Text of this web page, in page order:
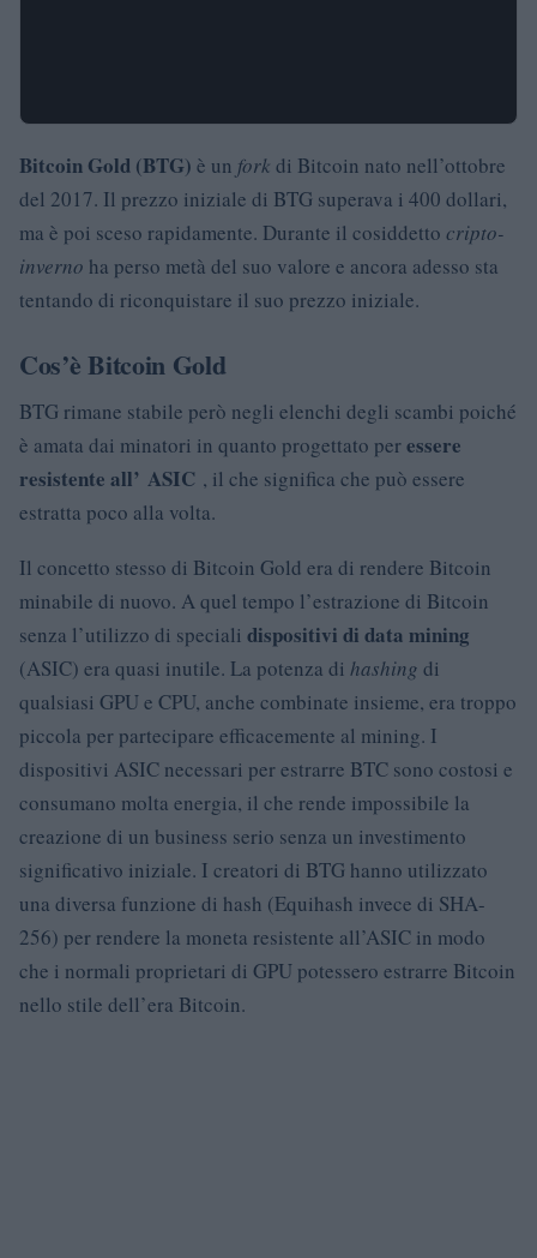
Bitcoin Gold (BTG) è un fork di Bitcoin nato nell’ottobre
del 2017. Il prezzo iniziale di BTG superava i 400 dollari,
ma è poi sceso rapidamente. Durante il cosiddetto cripto-
inverno ha perso metà del suo valore e ancora adesso sta
tentando di riconquistare il suo prezzo iniziale.
Cos’è Bitcoin Gold
BTG rimane stabile però negli elenchi degli scambi poiché
è amata dai minatori in quanto progettato peressere
resistente all’ ASIC , il che significa che può essere
estratta poco alla volta.
Il concetto stesso di Bitcoin Gold era di rendere Bitcoin
minabile di nuovo. A quel tempo l’estrazione di Bitcoin
senza l’utilizzo di speciali dispositivi di data mining
(ASIC) era quasi inutile. La potenza di hashing di
qualsiasi GPU e CPU, anche combinate insieme, era troppo
piccola per partecipare efficacemente al mining. I
dispositivi ASIC necessari per estrarre BTC sono costosi e
consumano molta energia, il che rende impossibile la
creazione di un business serio senza un investimento
significativo iniziale. I creatori di BTG hanno utilizzato
una diversa funzione di hash (Equihash invece di SHA-
256) per rendere la moneta resistente all’ASIC in modo
che i normali proprietari di GPU potessero estrarre Bitcoin
nello stile dell’era Bitcoin.